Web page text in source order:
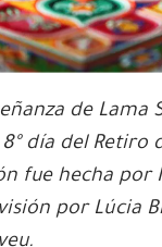
de Lama
día del Retiro
fue hecha por
por Lúcia